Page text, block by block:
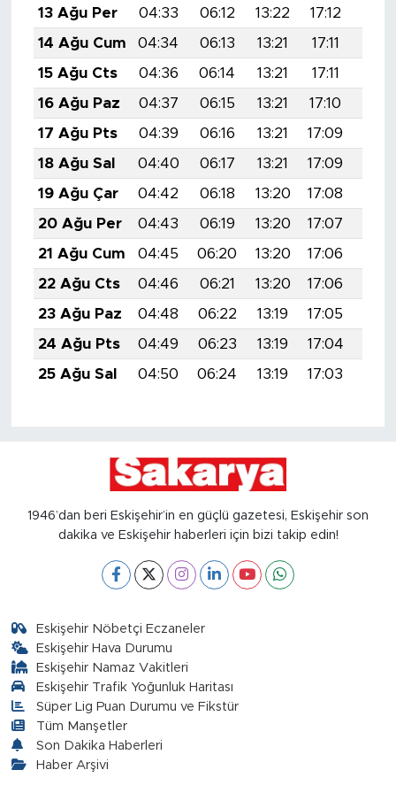
13 Ağu Per
04:33 06:12 13:22 17:12
14 Ağu Cum
04:34 06:13 13:21 17:11
15 Ağu Cts
04:36 06:14 13:21 17:11
16 Ağu Paz
04:37 06:15 13:21 17:10
17 Ağu Pts
04:39 06:16 13:21 17:09
18 Ağu Sal
04:40 06:17 13:21 17:09
19 Ağu Çar
04:42 06:18 13:20 17:08
20 Ağu Per
04:43 06:19 13:20 17:07
21 Ağu Cum
04:45 06:20 13:20 17:06
22 Ağu Cts
04:46 06:21 13:20 17:06
23 Ağu Paz
04:48 06:22 13:19 17:05
24 Ağu Pts
04:49 06:23 13:19 17:04
25 Ağu Sal
04:50 06:24 13:19 17:03
1946’dan beri Eskişehir’in en güçlü gazetesi, Eskişehir son
dakika ve Eskişehir haberleri için bizi takip edin!
Eskişehir Nöbetçi Eczaneler
Eskişehir Hava Durumu
Eskişehir Namaz Vakitleri
Eskişehir Trafik Yoğunluk Haritası
Süper Lig Puan Durumu ve Fikstür
Tüm Manşetler
Son Dakika Haberleri
Haber Arşivi